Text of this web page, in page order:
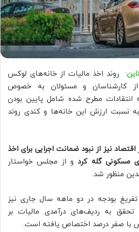
روند اخذ مالیات از خانه‌های لوکس
از کارشناسان و مسئولان به‌ خصوص
انتقادات مطرح شده شامل پایین‌ بودن
نسبت ارزش این خانه‌ها و کندی روند
اقتصاد نیز از نبود ضمانت اجرایی برای اخذ
مسکونی گله کرد و از مجلس خواستار
منظور شد.
بودجه در دو ماهه سال جاری نیز
به ردیف‌های درآمدی مالیات بر
با صفر درصد اختصاص یافته است.